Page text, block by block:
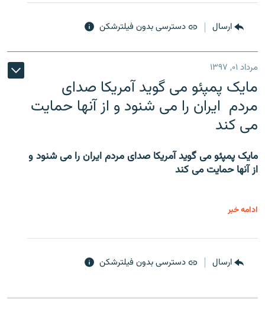
ارسال دسترسی بدون فیلترشکن
مرداد ۰۱, ۱۳۹۷
مایک پمپئو می گوید آمریکا صدای
مردم ایران را می شنود و از آنها حمایت
می کند
مایک پمپئو می گوید آمریکا صدای مردم ایران را می شنود و
از آنها حمایت می کند
ادامه خبر
ارسال دسترسی بدون فیلترشکن